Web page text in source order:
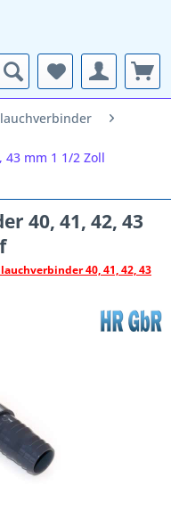
43 mm 1 1/2 Zoll
40, 41, 42, 43
40, 41, 42, 43